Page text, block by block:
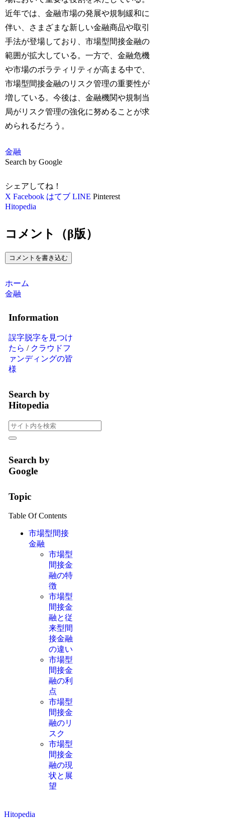
近年では、金融市場の発展や規制緩和に
伴い、さまざまな新しい金融商品や取引
手法が登場しており、市場型間接金融の
範囲が拡大している。一方で、金融危機
や市場のボラティリティが高まる中で、
市場型間接金融のリスク管理の重要性が
増している。今後は、金融機関や規制当
局がリスク管理の強化に努めることが求
められるだろう。
金融
Search by Google
シェアしてね！
X Facebook はてブ LINE Pinterest
Hitopedia
コメント（β版）
コメントを書き込む
ホーム
金融
Information
誤字脱字を見つけ
たら / クラウドフ
ァンディングの皆
様
Search by
Hitopedia
Search by
Google
Topic
Table Of Contents
市場型間接
金融
市場型
間接金
融の特
徴
市場型
間接金
融と従
来型間
接金融
の違い
市場型
間接金
融の利
点
市場型
間接金
融のリ
スク
市場型
間接金
融の現
状と展
望
Hitopedia